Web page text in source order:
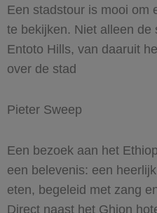
Een stadstour is mooi om
te bekijken. Niet alleen de
Entoto Hills, van daaruit
over de stad
Pieter Sweep
Een bezoek aan het
een belevenis: een
eten, begeleid met zang
Direct naast het Ghion